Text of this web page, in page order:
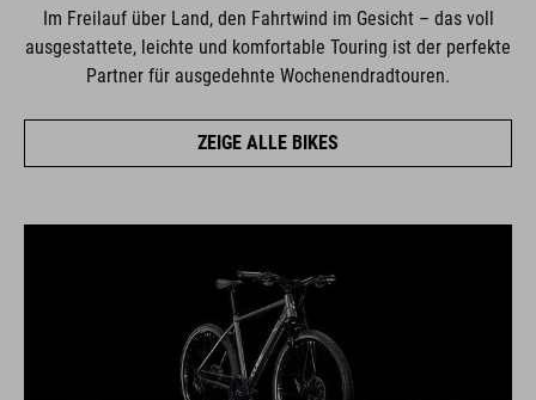
Im Freilauf über Land, den Fahrtwind im Gesicht – das voll
ausgestattete, leichte und komfortable Touring ist der perfekte
Partner für ausgedehnte Wochenendradtouren.
ZEIGE ALLE BIKES